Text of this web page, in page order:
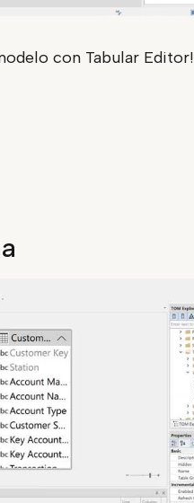
con Tabular Editor!